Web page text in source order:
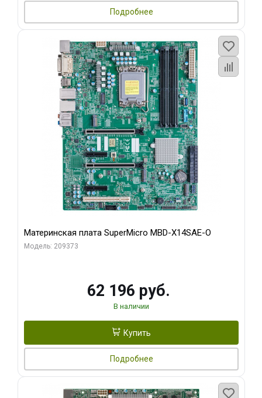
Подробнее
Материнская плата SuperMicro MBD-X14SAE-O
Модель: 209373
62 196 руб.
В наличии
Купить
Подробнее